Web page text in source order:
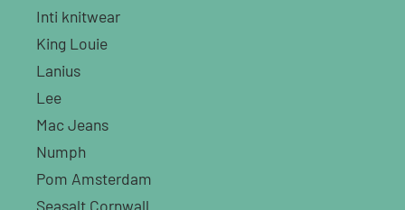
Inti knitwear
King Louie
Lanius
Lee
Mac Jeans
Numph
Pom Amsterdam
Seasalt Cornwall